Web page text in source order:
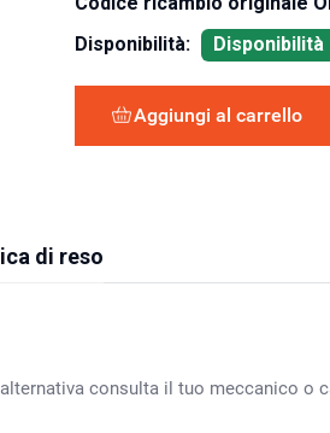
Disponibilità:
Aggiungi al carrello
di reso
consulta il tuo meccanico o